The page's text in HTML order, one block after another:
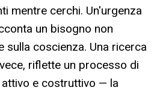
mentre cerchi. Un'urgenza
un bisogno non
coscienza. Una ricerca
riflette un processo di
e costruttivo — la